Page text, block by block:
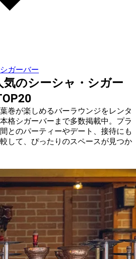
ガーバー
気のシーシャ・シガー
巻が楽しめるバーラウンジをレンタ
格シガーバーまで多数掲載中。プラ
とのパーティーやデート、接待にも
して、ぴったりのスペースが見つか